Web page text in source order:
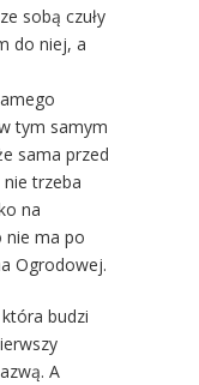
sobą czuły
do niej, a
tym samym
sama przed
trzeba
na
nie ma po
Ogrodowej.
budzi
A